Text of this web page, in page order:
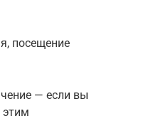
посещение
— если вы
этим